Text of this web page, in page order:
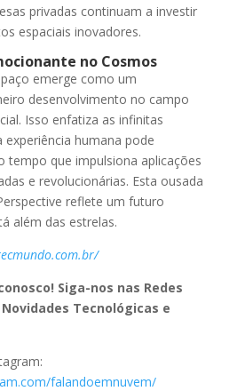
privadas continuam a investir
espaciais inovadores.
no Cosmos
emerge como um
desenvolvimento no campo
Isso enfatiza as infinitas
experiência humana pode
tempo que impulsiona aplicações
e revolucionárias. Esta ousada
reflete um futuro
além das estrelas.
Siga-nos nas Redes
Tecnológicas e
falandoemnuvem/